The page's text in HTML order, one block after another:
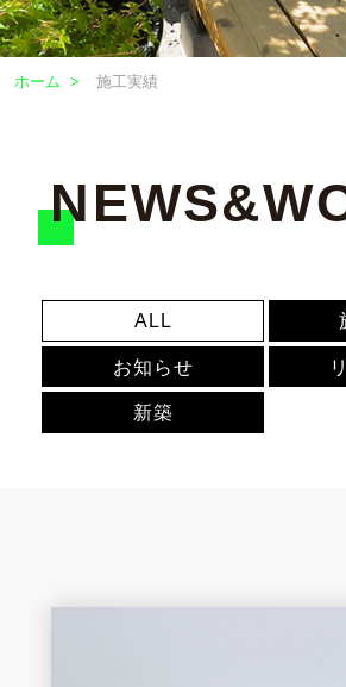
ホーム > 施工実績
ALL
お知らせ
新築